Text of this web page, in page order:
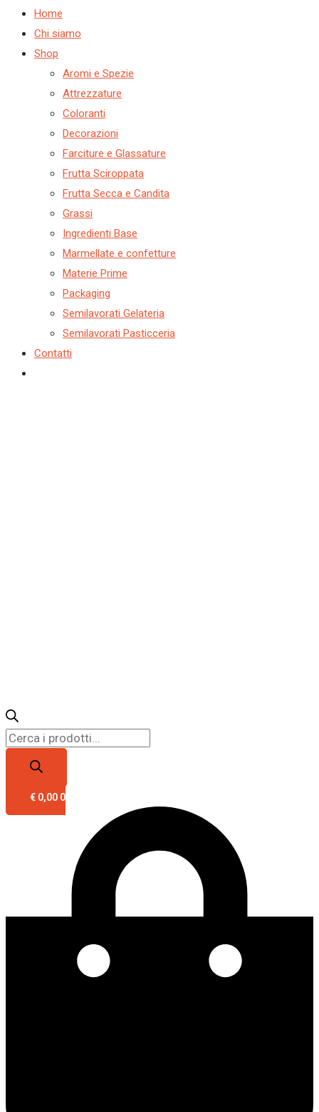
Home
Chi siamo
Shop
Aromi e Spezie
Attrezzature
Coloranti
Decorazioni
Farciture e Glassature
Frutta Sciroppata
Frutta Secca e Candita
Grassi
Ingredienti Base
Marmellate e confetture
Materie Prime
Packaging
Semilavorati Gelateria
Semilavorati Pasticceria
Contatti
€ 0,00 0